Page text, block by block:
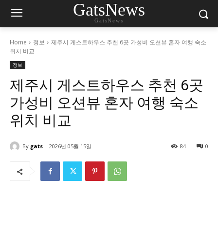
GatsNews
GatsNews
Home 정보
제주시 게스트하우스 추천 6곳 가성비 오션뷰 혼자 여행 숙소
위치 비교
정보
제주시 게스트하우스 추천 6곳
가성비 오션뷰 혼자 여행 숙소
위치 비교
By gats 2026년 05월 15일 0
84